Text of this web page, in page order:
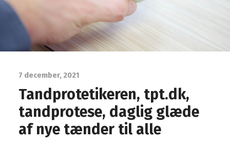
7 december, 2021
Tandprotetikeren, tpt.dk,
tandprotese, daglig glæde
af nye tænder til alle